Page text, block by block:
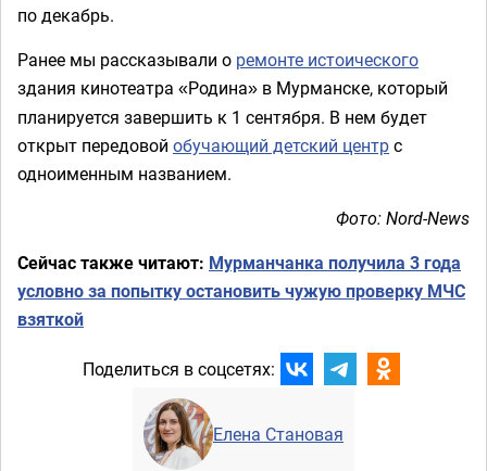
по декабрь.
Ранее мы рассказывали о ремонте истоического
здания кинотеатра «Родина» в Мурманске, который
планируется завершить к 1 сентября. В нем будет
открыт передовой обучающий детский центрс
одноименным названием.
Фото: Nord-News
Сейчас также читают: Мурманчанка получила 3 года
условно за попытку остановить чужую проверку МЧС
взяткой
Поделиться в соцсетях:
Елена Становая